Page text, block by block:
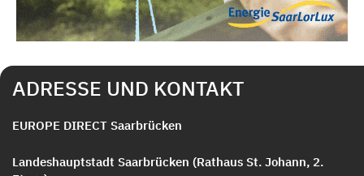
ADRESSE UND KONTAKT
EUROPE DIRECT Saarbrücken
Landeshauptstadt Saarbrücken (Rathaus St. Johann, 2.